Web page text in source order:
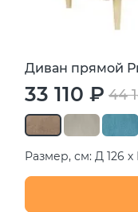
Диван прямой
33 110 ₽ 44
Размер, см: Д 126